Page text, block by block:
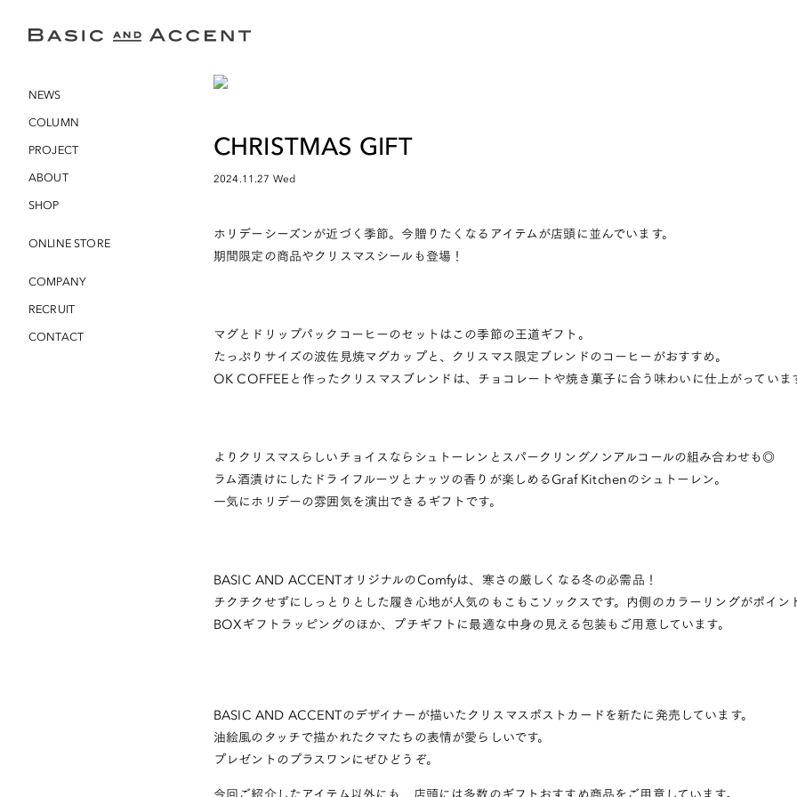
NEWS
COLUMN
PROJECT
ABOUT
SHOP
ONLINE STORE
COMPANY
RECRUIT
CONTACT
CHRISTMAS GIFT
2024.11.27 Wed
ホリデーシーズンが近づく季節。今贈りたくなるアイテムが店頭に並んでいます。
期間限定の商品やクリスマスシールも登場！
マグとドリップパックコーヒーのセットはこの季節の王道ギフト。
たっぷりサイズの波佐見焼マグカップと、クリスマス限定ブレンドのコーヒーがおすすめ。
OK COFFEEと作ったクリスマスブレンドは、チョコレートや焼き菓子に合う味わいに仕上がっていま
よりクリスマスらしいチョイスならシュトーレンとスパークリングノンアルコールの組み合わせも◎
ラム酒漬けにしたドライフルーツとナッツの香りが楽しめるGraf Kitchenのシュトーレン。
一気にホリデーの雰囲気を演出できるギフトです。
BASIC AND ACCENTオリジナルのComfyは、寒さの厳しくなる冬の必需品！
チクチクせずにしっとりとした履き心地が人気のもこもこソックスです。内側のカラーリングがポイン
BOXギフトラッピングのほか、プチギフトに最適な中身の見える包装もご用意しています。
BASIC AND ACCENTのデザイナーが描いたクリスマスポストカードを新たに発売しています。
油絵風のタッチで描かれたクマたちの表情が愛らしいです。
プレゼントのプラスワンにぜひどうぞ。
今回ご紹介したアイテム以外にも、店頭には多数のギフトおすすめ商品をご用意しています。